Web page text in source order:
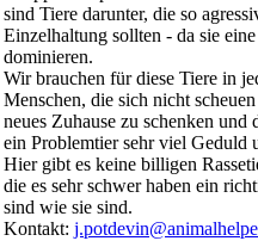
sind Tiere darunter, die so
Einzelhaltung sollten - da sie
dominieren.
Wir brauchen für diese Tiere in
Menschen, die sich nicht
neues Zuhause zu schenken
ein Problemtier sehr viel Geduld
Hier gibt es keine billigen
die es sehr schwer haben ein
sind wie sie sind.
Kontakt: